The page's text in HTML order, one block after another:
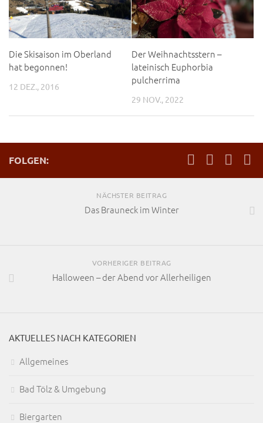
Die Skisaison im Oberland
hat begonnen!
12 DEZ., 2016
Der Weihnachtsstern –
lateinisch Euphorbia
pulcherrima
29 NOV., 2022
FOLGEN:
NÄCHSTER BEITRAG
Das Brauneck im Winter
VORHERIGER BEITRAG
Halloween – der Abend vor Allerheiligen
AKTUELLES NACH KATEGORIEN
Allgemeines
Bad Tölz & Umgebung
Biergarten